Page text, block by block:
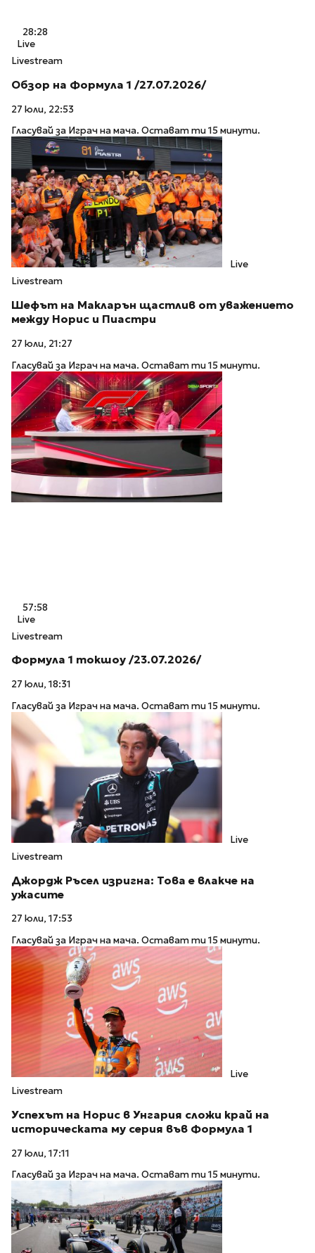
28:28
Live
Livestream
Обзор на Формула 1 /27.07.2026/
27 юли, 22:53
Гласувай за Играч на мача. Остават ти 15 минути.
Live
Livestream
Шефът на Макларън щастлив от уважението
между Норис и Пиастри
27 юли, 21:27
Гласувай за Играч на мача. Остават ти 15 минути.
57:58
Live
Livestream
Формула 1 токшоу /23.07.2026/
27 юли, 18:31
Гласувай за Играч на мача. Остават ти 15 минути.
Live
Livestream
Джордж Ръсел изригна: Това е влакче на
ужасите
27 юли, 17:53
Гласувай за Играч на мача. Остават ти 15 минути.
Live
Livestream
Успехът на Норис в Унгария сложи край на
историческата му серия във Формула 1
27 юли, 17:11
Гласувай за Играч на мача. Остават ти 15 минути.